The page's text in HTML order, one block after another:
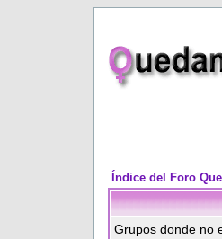
Índice del Foro
Grupos donde no